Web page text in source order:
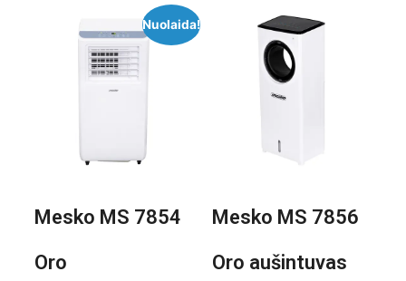
Nuolaida!
Mesko MS 7854
Oro
Mesko MS 7856
Oro aušintuvas